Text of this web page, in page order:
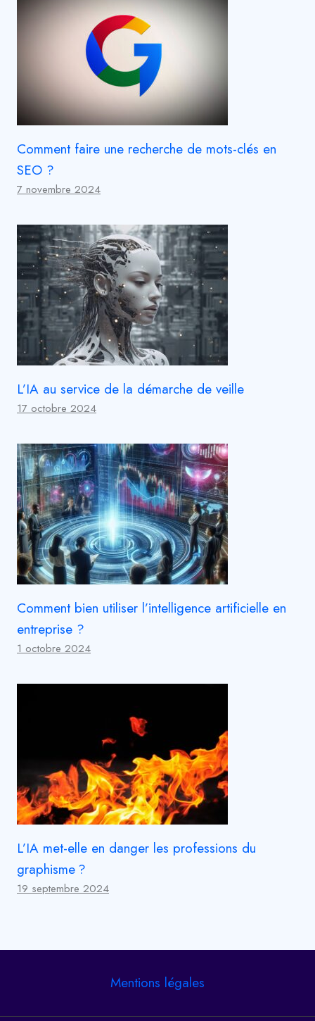
Comment faire une recherche de mots-clés en
SEO ?
7 novembre 2024
L’IA au service de la démarche de veille
17 octobre 2024
Comment bien utiliser l’intelligence artificielle en
entreprise ?
1 octobre 2024
L’IA met-elle en danger les professions du
graphisme ?
19 septembre 2024
Mentions légales